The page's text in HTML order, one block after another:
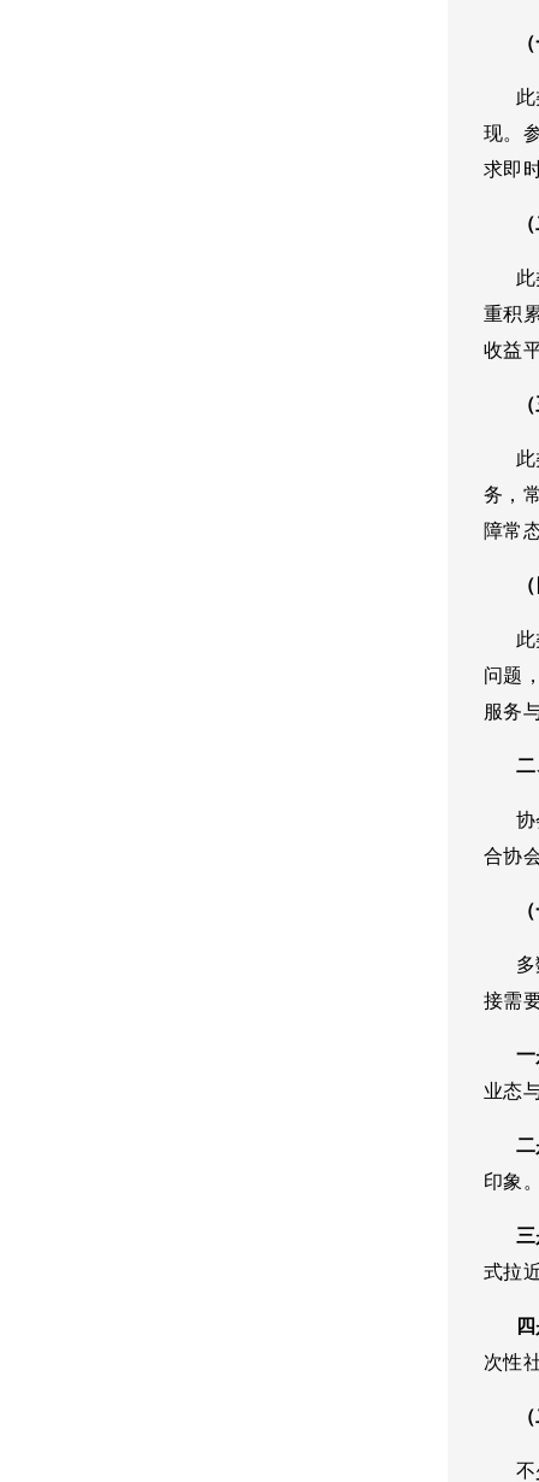
（
此类
现。
求即
（
此类
重积
收益
（
此类
务，
障常
（
此类
问题
服务
二
合协
（
多数
接需
一
业态
二
印象
三
式拉
四
次性
（
不少